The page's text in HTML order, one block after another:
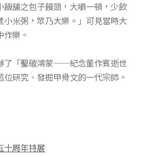
舖之包子饅頭，大嚼一頓，少飲
米粥，眾乃大樂。」可見當時大
作樂。
了「鑿破鴻蒙──紀念董作賓逝世
研究、發掘甲骨文的一代宗師。
周年特展